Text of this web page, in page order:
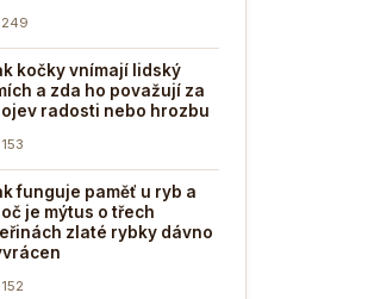
kočky vnímají lidský
a zda ho považují za
radosti nebo hrozbu
funguje paměť u ryb a
je mýtus o třech
zlaté rybky dávno